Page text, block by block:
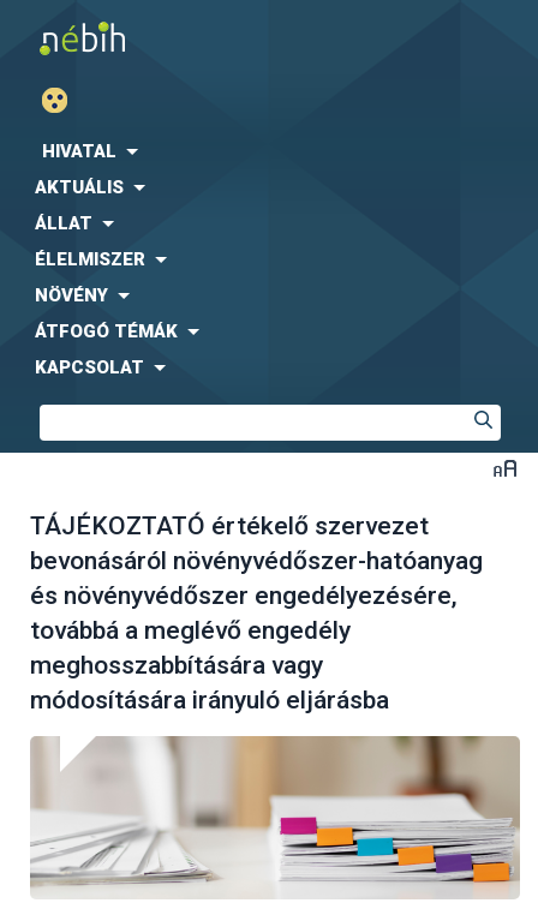
HIVATAL
AKTUÁLIS
ÁLLAT
ÉLELMISZER
NÖVÉNY
ÁTFOGÓ TÉMÁK
KAPCSOLAT
TÁJÉKOZTATÓ értékelő szervezet
bevonásáról növényvédőszer-hatóanyag
és növényvédőszer engedélyezésére,
továbbá a meglévő engedély
meghosszabbítására vagy
módosítására irányuló eljárásba